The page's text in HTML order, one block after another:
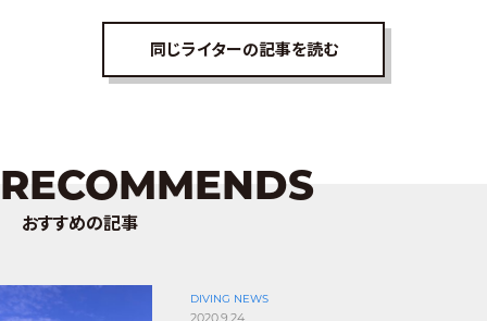
同じライターの記事を読む
RECOMMENDS
おすすめの記事
DIVING NEWS
2020.9.24